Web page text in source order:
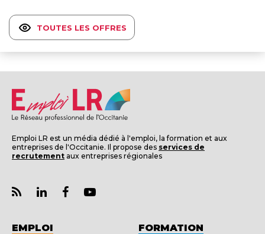
TOUTES LES OFFRES
Emploi LR est un média dédié à l'emploi, la formation et aux
entreprises de l'Occitanie. Il propose des services de
recrutement aux entreprises régionales
EMPLOI FORMATION